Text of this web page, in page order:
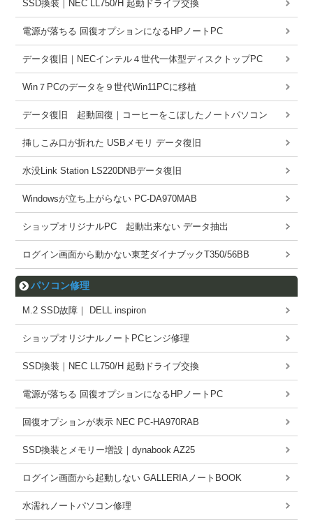
SSD換装｜NEC LL750/H 起動ドライブ交換
電源が落ちる 回復オプションになるHPノートPC
データ復旧｜NECインテル４世代一体型ディスクトップPC
Win７PCのデータを９世代Win11PCに移植
データ復旧 起動回復｜コーヒーをこぼしたノートパソコン
挿しこみ口が折れた USBメモリ データ復旧
水没Link Station LS220DNBデータ復旧
Windowsが立ち上がらない PC-DA970MAB
ショップオリジナルPC 起動出来ない データ抽出
ログイン画面から動かない東芝ダイナブックT350/56BB
パソコン修理
M.2 SSD故障｜ DELL inspiron
ショップオリジナルノートPCヒンジ修理
SSD換装｜NEC LL750/H 起動ドライブ交換
電源が落ちる 回復オプションになるHPノートPC
回復オプションが表示 NEC PC-HA970RAB
SSD換装とメモリー増設｜dynabook AZ25
ログイン画面から起動しない GALLERIAノートBOOK
水濡れノートパソコン修理